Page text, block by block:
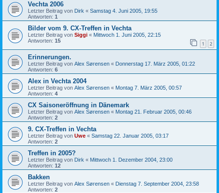
Vechta 2006
Letzter Beitrag von Dirk « Samstag 4. Juni 2005, 19:55
Antworten: 1
Bilder vom 9. CX-Treffen in Vechta
Letzter Beitrag von Siggi « Mittwoch 1. Juni 2005, 22:15
Antworten: 15 1 2
Erinnerungen.
Letzter Beitrag von Alex Sørensen « Donnerstag 17. März 2005, 01:22
Antworten: 6
Alex in Vechta 2004
Letzter Beitrag von Alex Sørensen « Montag 7. März 2005, 00:57
Antworten: 4
CX Saisoneröffnung in Dänemark
Letzter Beitrag von Alex Sørensen « Montag 21. Februar 2005, 00:46
Antworten: 2
9. CX-Treffen in Vechta
Letzter Beitrag von Uwe « Samstag 22. Januar 2005, 03:17
Antworten: 2
Treffen in 2005?
Letzter Beitrag von Dirk « Mittwoch 1. Dezember 2004, 23:00
Antworten: 12
Bakken
Letzter Beitrag von Alex Sørensen « Dienstag 7. September 2004, 23:58
Antworten: 2